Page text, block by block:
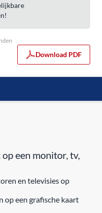
Download PDF
een monitor, tv,
en televisies op
op een grafische kaart